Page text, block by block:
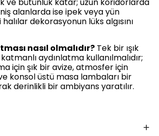
ve bütünlük katar; uzun koridorlarda
alanlarda ise ipek veya yün
halılar dekorasyonun lüks algısını
nasıl olmalıdır? Tek bir ışık
aydınlatma kullanılmalıdır;
için şık bir avize, atmosfer için
konsol üstü masa lambaları bir
derinlikli bir ambiyans yaratılır.